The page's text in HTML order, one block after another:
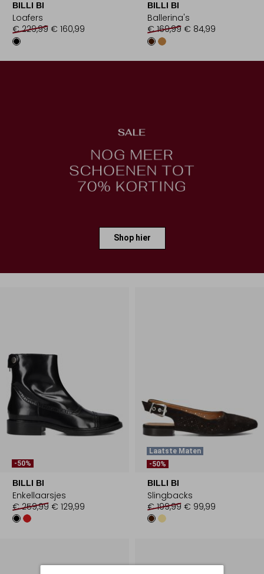
BILLI BI
Loafers
€ 229,99 € 160,99
BILLI BI
Ballerina's
€ 169,99 € 84,99
Shop hier
-50%
BILLI BI
Enkellaarsjes
€ 259,99 € 129,99
Laatste Maten
-50%
BILLI BI
Slingbacks
€ 199,99 € 99,99